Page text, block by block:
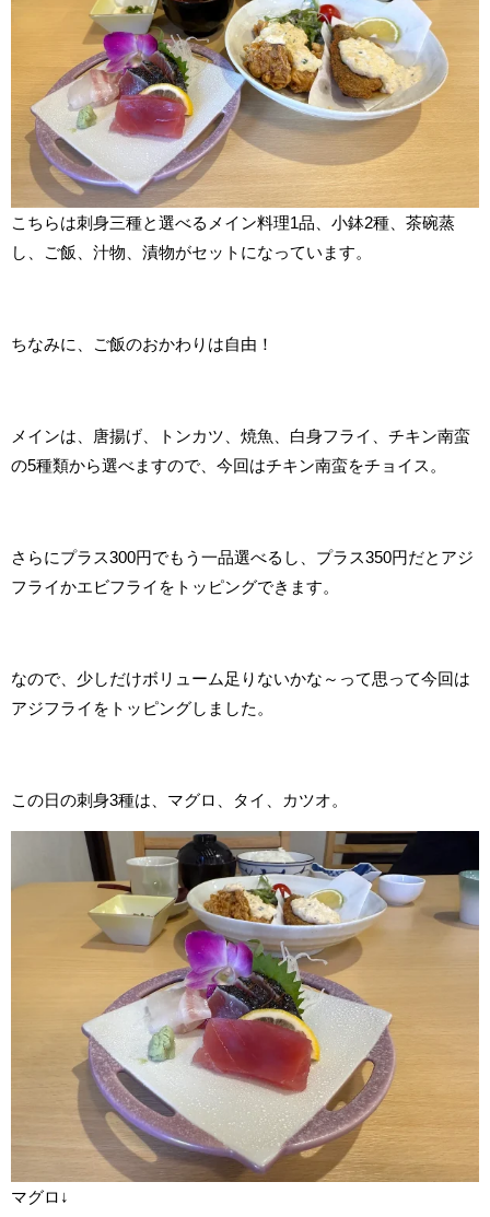
こちらは刺身三種と選べるメイン料理1品、小鉢2種、茶碗蒸
し、ご飯、汁物、漬物がセットになっています。
ちなみに、ご飯のおかわりは自由！
メインは、唐揚げ、トンカツ、焼魚、白身フライ、チキン南蛮
の5種類から選べますので、今回はチキン南蛮をチョイス。
さらにプラス300円でもう一品選べるし、プラス350円だとアジ
フライかエビフライをトッピングできます。
なので、少しだけボリューム足りないかな～って思って今回は
アジフライをトッピングしました。
この日の刺身3種は、マグロ、タイ、カツオ。
マグロ↓